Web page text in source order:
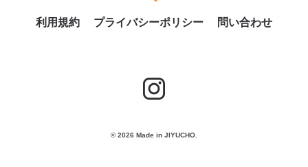
利用規約 プライバシーポリシー 問い合わせ
© 2026 Made in JIYUCHO.